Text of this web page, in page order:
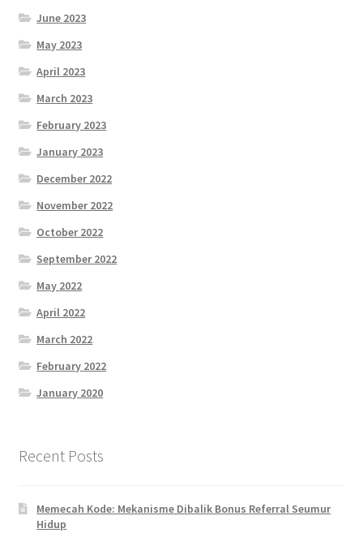
June 2023
May 2023
April 2023
March 2023
February 2023
January 2023
December 2022
November 2022
October 2022
September 2022
May 2022
April 2022
March 2022
February 2022
January 2020
Recent Posts
Memecah Kode: Mekanisme Dibalik Bonus Referral Seumur
Hidup